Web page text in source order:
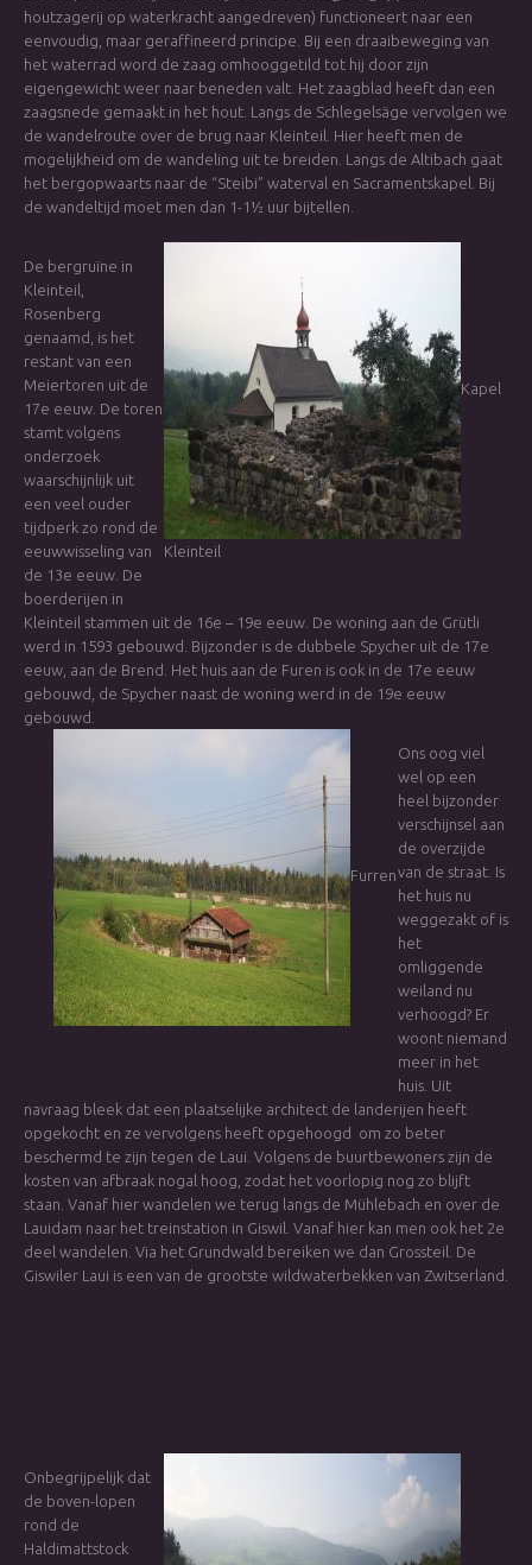
houtzagerij op waterkracht aangedreven) functioneert naar een
eenvoudig, maar geraffineerd principe. Bij een draaibeweging van
het waterrad word de zaag omhooggetild tot hij door zijn
eigengewicht weer naar beneden valt. Het zaagblad heeft dan een
zaagsnede gemaakt in het hout. Langs de Schlegelsäge vervolgen we
de wandelroute over de brug naar Kleinteil. Hier heeft men de
mogelijkheid om de wandeling uit te breiden. Langs de Altibach gaat
het bergopwaarts naar de “Steibi” waterval en Sacramentskapel. Bij
de wandeltijd moet men dan 1-1½ uur bijtellen.
Kapel
Kleinteil
De bergruïne in
Kleinteil,
Rosenberg
genaamd, is het
restant van een
Meiertoren uit de
17e eeuw. De toren
stamt volgens
onderzoek
waarschijnlijk uit
een veel ouder
tijdperk zo rond de
eeuwwisseling van
de 13e eeuw. De
boerderijen in
Kleinteil stammen uit de 16e – 19e eeuw. De woning aan de Grütli
werd in 1593 gebouwd. Bijzonder is de dubbele Spycher uit de 17e
eeuw, aan de Brend. Het huis aan de Furen is ook in de 17e eeuw
gebouwd, de Spycher naast de woning werd in de 19e eeuw
gebouwd.
Furren
Ons oog viel
wel op een
heel bijzonder
verschijnsel aan
de overzijde
van de straat. Is
het huis nu
weggezakt of is
het
omliggende
weiland nu
verhoogd? Er
woont niemand
meer in het
huis. Uit
navraag bleek dat een plaatselijke architect de landerijen heeft
opgekocht en ze vervolgens heeft opgehoogd om zo beter
beschermd te zijn tegen de Laui. Volgens de buurtbewoners zijn de
kosten van afbraak nogal hoog, zodat het voorlopig nog zo blijft
staan. Vanaf hier wandelen we terug langs de Mühlebach en over de
Lauidam naar het treinstation in Giswil. Vanaf hier kan men ook het 2e
deel wandelen. Via het Grundwald bereiken we dan Grossteil. De
Giswiler Laui is een van de grootste wildwaterbekken van Zwitserland.
Onbegrijpelijk dat
de boven-lopen
rond de
Haldimattstock